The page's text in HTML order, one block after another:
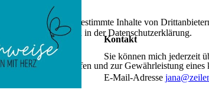
Kontakt
Sie können mich jederzeit
E-Mail-Adresse
zu bieten. Bestimmte Inhalte von
hierzu in der Datenschutzerklärung.
vor Hackerangriffen und zur Gewährleistung eines